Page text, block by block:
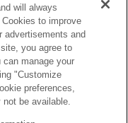
will always
to improve
advertisements and
you agree to
manage your
"Customize
preferences,
be available.